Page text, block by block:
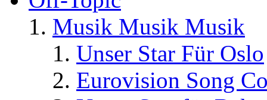
Musik Musik Musik
Unser Star Für Oslo
Eurovision Song